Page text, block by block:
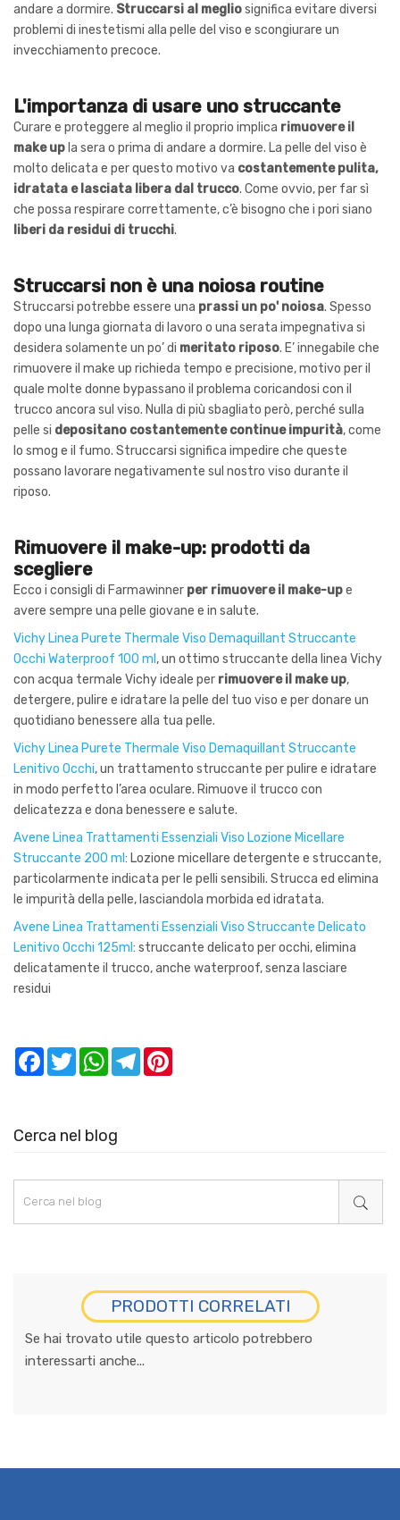
Cerca nel blog
andare a dormire. Struccarsi al megliosignifica evitare diversi
problemi di inestetismi alla pelle del viso e scongiurare un
invecchiamento precoce.
L'importanza di usare uno struccante
Curare e proteggere al meglio il proprio implica rimuovere il
make up la sera o prima di andare a dormire. La pelle del viso è
molto delicata e per questo motivo va costantemente pulita,
idratata e lasciata libera dal trucco. Come ovvio, per far sì
che possa respirare correttamente, c’è bisogno che i pori siano
liberi da residui di trucchi.
Struccarsi non è una noiosa routine
Struccarsi potrebbe essere una prassi un po' noiosa. Spesso
dopo una lunga giornata di lavoro o una serata impegnativa si
desidera solamente un po’ di meritato riposo. E’ innegabile che
rimuovere il make up richieda tempo e precisione, motivo per il
quale molte donne bypassano il problema coricandosi con il
trucco ancora sul viso. Nulla di più sbagliato però, perché sulla
pelle si depositano costantemente continue impurità, come
lo smog e il fumo. Struccarsi significa impedire che queste
possano lavorare negativamente sul nostro viso durante il
riposo.
Rimuovere il make-up: prodotti da
scegliere
Ecco i consigli di Farmawinner per rimuovere il make-upe
avere sempre una pelle giovane e in salute.
Vichy Linea Purete Thermale Viso Demaquillant Struccante
Occhi Waterproof 100 ml , un ottimo struccante della linea Vichy
con acqua termale Vichy ideale per rimuovere il make up,
detergere, pulire e idratare la pelle del tuo viso e per donare un
quotidiano benessere alla tua pelle.
Vichy Linea Purete Thermale Viso Demaquillant Struccante
Lenitivo Occhi, un trattamento struccante per pulire e idratare
in modo perfetto l’area oculare. Rimuove il trucco con
delicatezza e dona benessere e salute.
Avene Linea Trattamenti Essenziali Viso Lozione Micellare
Struccante 200 ml : Lozione micellare detergente e struccante,
particolarmente indicata per le pelli sensibili. Strucca ed elimina
le impurità della pelle, lasciandola morbida ed idratata.
Avene Linea Trattamenti Essenziali Viso Struccante Delicato
Lenitivo Occhi 125ml : struccante delicato per occhi, elimina
delicatamente il trucco, anche waterproof, senza lasciare
residui
Facebook
TwitterWhatsAppTelegram
PRODOTTI CORRELATI
Se hai trovato utile questo articolo potrebbero
interessarti anche...